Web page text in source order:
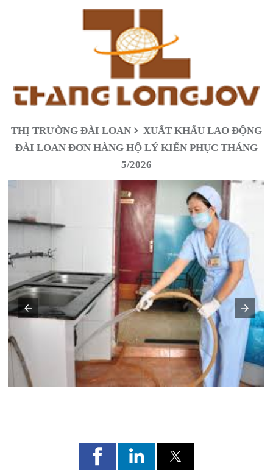
THỊ TRƯỜNG ĐÀI LOAN
XUẤT KHẨU LAO ĐỘNG
ĐÀI LOAN ĐƠN HÀNG HỘ LÝ KIẾN PHỤC THÁNG
5/2026